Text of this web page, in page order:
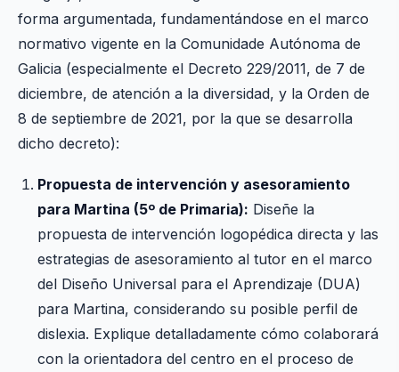
forma argumentada, fundamentándose en el marco
normativo vigente en la Comunidade Autónoma de
Galicia (especialmente el Decreto 229/2011, de 7 de
diciembre, de atención a la diversidad, y la Orden de
8 de septiembre de 2021, por la que se desarrolla
dicho decreto):
Propuesta de intervención y asesoramiento
para Martina (5º de Primaria): Diseñe la
propuesta de intervención logopédica directa y las
estrategias de asesoramiento al tutor en el marco
del Diseño Universal para el Aprendizaje (DUA)
para Martina, considerando su posible perfil de
dislexia. Explique detalladamente cómo colaborará
con la orientadora del centro en el proceso de